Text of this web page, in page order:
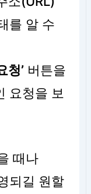
를 알 수
청’버튼을
요청을 보
때나
되길 원할